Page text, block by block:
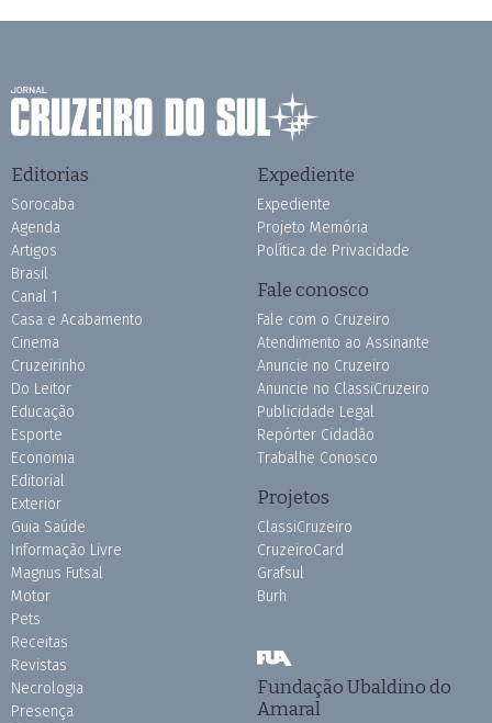
Editorias
Sorocaba
Agenda
Artigos
Brasil
Canal 1
Casa e Acabamento
Cinema
Cruzeirinho
Do Leitor
Educação
Esporte
Economia
Editorial
Exterior
Guia Saúde
Informação Livre
Magnus Futsal
Motor
Pets
Receitas
Revistas
Necrologia
Presença
Expediente
Expediente
Projeto Memória
Política de Privacidade
Fale conosco
Fale com o Cruzeiro
Atendimento ao Assinante
Anuncie no Cruzeiro
Anuncie no ClassiCruzeiro
Publicidade Legal
Repórter Cidadão
Trabalhe Conosco
Projetos
ClassiCruzeiro
CruzeiroCard
Grafsul
Burh
Fundação Ubaldino do
Amaral